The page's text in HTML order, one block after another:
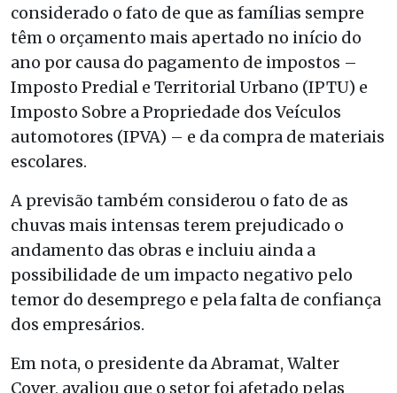
considerado o fato de que as famílias sempre
têm o orçamento mais apertado no início do
ano por causa do pagamento de impostos –
Imposto Predial e Territorial Urbano (IPTU) e
Imposto Sobre a Propriedade dos Veículos
automotores (IPVA) – e da compra de materiais
escolares.
A previsão também considerou o fato de as
chuvas mais intensas terem prejudicado o
andamento das obras e incluiu ainda a
possibilidade de um impacto negativo pelo
temor do desemprego e pela falta de confiança
dos empresários.
Em nota, o presidente da Abramat, Walter
Cover, avaliou que o setor foi afetado pelas